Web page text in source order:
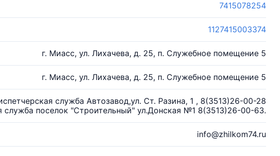
7415078254
1127415003374
г. Миасс, ул. Лихачева, д. 25, п. Служебное помещение 5
г. Миасс, ул. Лихачева, д. 25, п. Служебное помещение 5
служба Автозавод,ул. Ст. Разина, 1 , 8(3513)26-00-28
служба поселок "Строительный" ул.Донская №1 8(3513)26-00-63.
info@zhilkom74.ru